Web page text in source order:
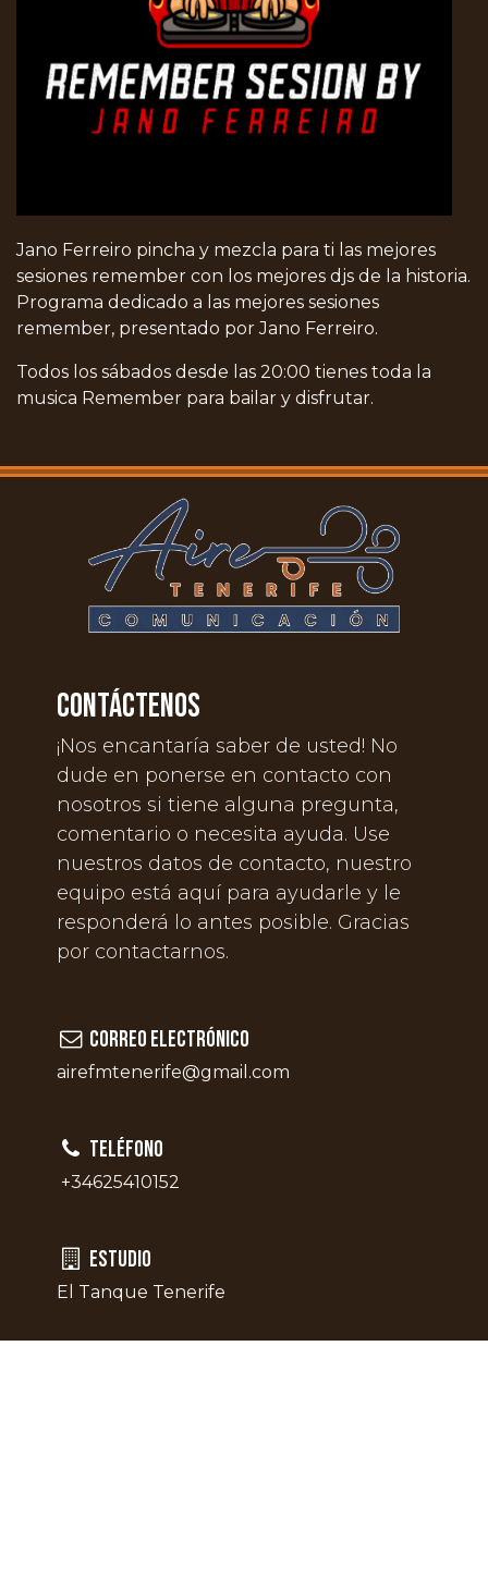
Jano Ferreiro pincha y mezcla para ti las mejores
sesiones remember con los mejores djs de la historia.
Programa dedicado a las mejores sesiones
remember, presentado por Jano Ferreiro.
Todos los sábados desde las 20:00 tienes toda la
musica Remember para bailar y disfrutar.
Contáctenos
¡Nos encantaría saber de usted! No
dude en ponerse en contacto con
nosotros si tiene alguna pregunta,
comentario o necesita ayuda. Use
nuestros datos de contacto, nuestro
equipo está aquí para ayudarle y le
responderá lo antes posible. Gracias
por contactarnos.
Correo electrónico
airefmtenerife@gmail.com
Teléfono
+34625410152
estudio
El Tanque Tenerife